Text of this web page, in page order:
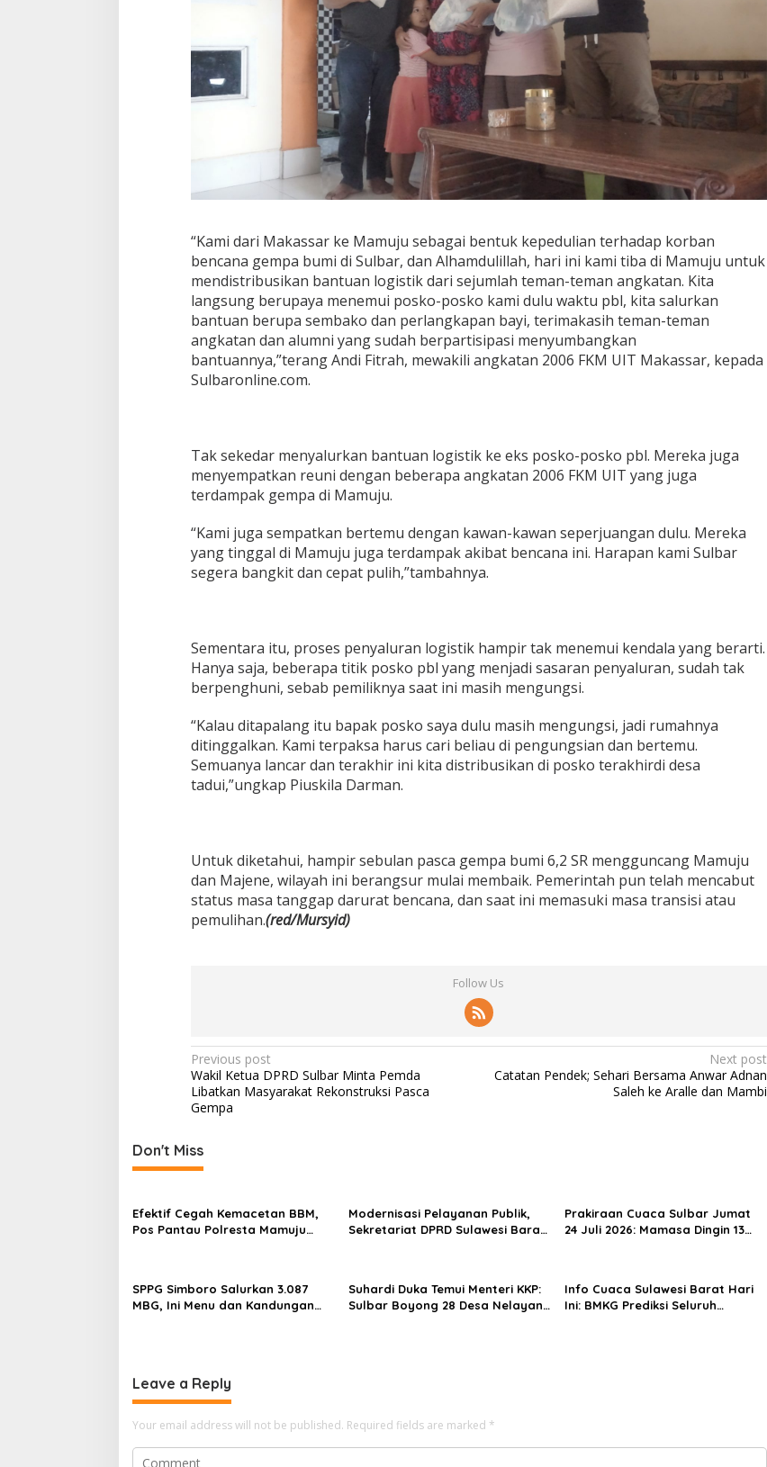
“Kami dari Makassar ke Mamuju sebagai bentuk kepedulian terhadap korban
bencana gempa bumi di Sulbar, dan Alhamdulillah, hari ini kami tiba di Mamuju untuk
mendistribusikan bantuan logistik dari sejumlah teman-teman angkatan. Kita
langsung berupaya menemui posko-posko kami dulu waktu pbl, kita salurkan
bantuan berupa sembako dan perlangkapan bayi, terimakasih teman-teman
angkatan dan alumni yang sudah berpartisipasi menyumbangkan
bantuannya,”terang Andi Fitrah, mewakili angkatan 2006 FKM UIT Makassar, kepada
Sulbaronline.com.
Tak sekedar menyalurkan bantuan logistik ke eks posko-posko pbl. Mereka juga
menyempatkan reuni dengan beberapa angkatan 2006 FKM UIT yang juga
terdampak gempa di Mamuju.
“Kami juga sempatkan bertemu dengan kawan-kawan seperjuangan dulu. Mereka
yang tinggal di Mamuju juga terdampak akibat bencana ini. Harapan kami Sulbar
segera bangkit dan cepat pulih,”tambahnya.
Sementara itu, proses penyaluran logistik hampir tak menemui kendala yang berarti.
Hanya saja, beberapa titik posko pbl yang menjadi sasaran penyaluran, sudah tak
berpenghuni, sebab pemiliknya saat ini masih mengungsi.
“Kalau ditapalang itu bapak posko saya dulu masih mengungsi, jadi rumahnya
ditinggalkan. Kami terpaksa harus cari beliau di pengungsian dan bertemu.
Semuanya lancar dan terakhir ini kita distribusikan di posko terakhirdi desa
tadui,”ungkap Piuskila Darman.
Untuk diketahui, hampir sebulan pasca gempa bumi 6,2 SR mengguncang Mamuju
dan Majene, wilayah ini berangsur mulai membaik. Pemerintah pun telah mencabut
status masa tanggap darurat bencana, dan saat ini memasuki masa transisi atau
pemulihan.(red/Mursyid)
Follow Us
P
o
s
n
v
i
a
t
n
Previous post
Wakil Ketua DPRD Sulbar Minta Pemda
Libatkan Masyarakat Rekonstruksi Pasca
Gempa
Next post
Catatan Pendek; Sehari Bersama Anwar Adnan
Saleh ke Aralle dan Mambi
Don't Miss
Efektif Cegah Kemacetan BBM,
Pos Pantau Polresta Mamuju
Modernisasi Pelayanan Publik,
Sekretariat DPRD Sulawesi Barat
Prakiraan Cuaca Sulbar Jumat
24 Juli 2026: Mamasa Dingin 13
SPPG Simboro Salurkan 3.087
MBG, Ini Menu dan Kandungan
Suhardi Duka Temui Menteri KKP:
Sulbar Boyong 28 Desa Nelayan
Info Cuaca Sulawesi Barat Hari
Ini: BMKG Prediksi Seluruh
Leave a Reply
Your email address will not be published. Required fields are marked *